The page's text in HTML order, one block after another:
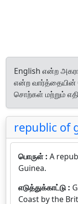
English என்ற
என்ற வார்த்தையின்
சொற்கள் மற்றும்
republic of
பொருள் : A
Guinea.
எடுத்துக்காட்டு :
Coast by the